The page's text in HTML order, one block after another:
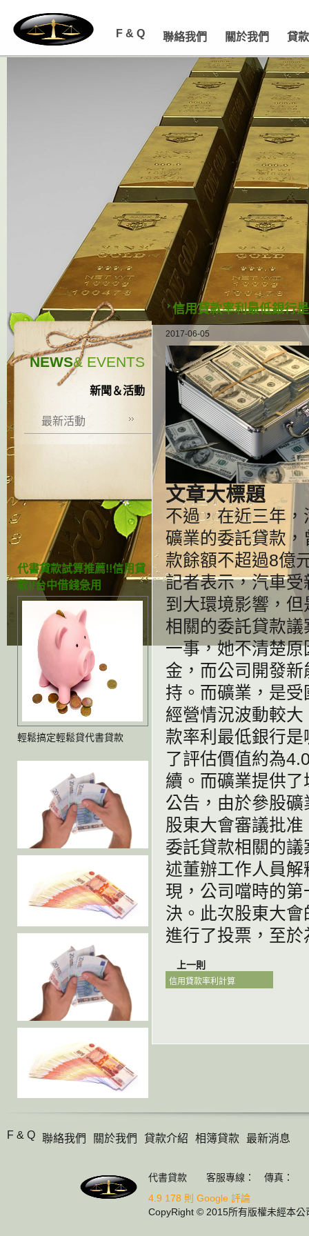
F & Q 聯絡我們 關於我們 貸
NEWS& EVENTS
新聞＆活動
最新活動
代書貸款試算推薦!!信用貸
款!!台中借錢急用
輕鬆搞定輕鬆貸代書貸款
信用貸款率利最低銀行
2017-06-05
文章大標題
不過，在近三年
礦業的委託貸款
款餘額不超過8億
記者表示，汽車
到大環境影響，
相關的委託貸款議
一事，她不清楚
金，而公司開發
持。而礦業，是
經營情況波動較
款率利最低銀行是
了評估價值約為
續。而礦業提供
公告，由於參股
股東大會審議批
委託貸款相關的
述董辦工作人員
現，公司噹時的
決。此次股東大
進行了投票，至
上一則
信用貸款率利計算
F & Q 聯絡我們 關於我們 貸款介紹 相簿貸款 最新消息
代書貸款 客服專線： 傳真：
4.9 178 則 Google 評論
CopyRight © 2015所有版權未經本